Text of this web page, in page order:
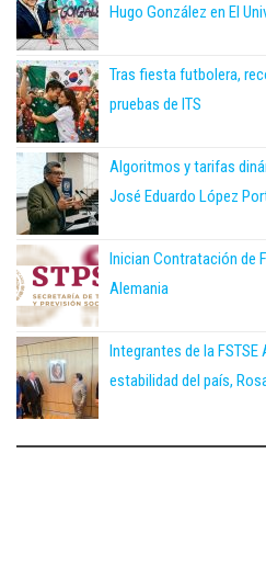
Hugo González en El
Tras fiesta futbolera,
pruebas de ITS
Algoritmos y tarifas
José Eduardo López
Inician Contratación de
Alemania
Integrantes de la
estabilidad del país,